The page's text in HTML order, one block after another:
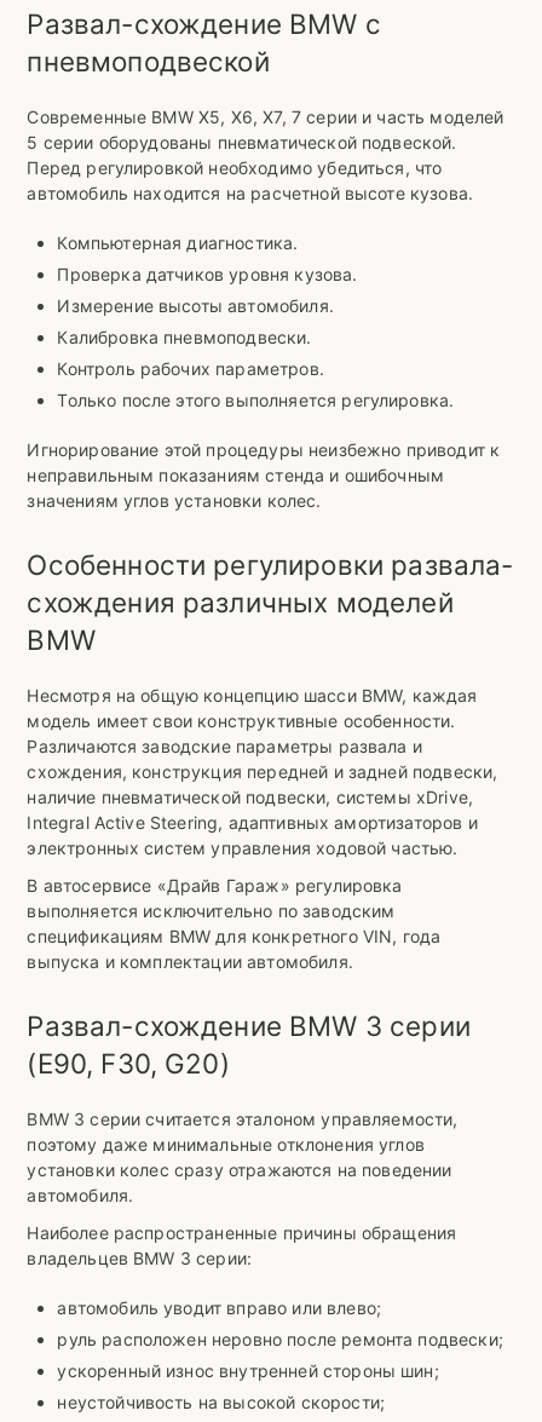
Развал-схождение BMW с
пневмоподвеской
Современные BMW X5, X6, X7, 7 серии и часть моделей
5 серии оборудованы пневматической подвеской.
Перед регулировкой необходимо убедиться, что
автомобиль находится на расчетной высоте кузова.
Компьютерная диагностика.
Проверка датчиков уровня кузова.
Измерение высоты автомобиля.
Калибровка пневмоподвески.
Контроль рабочих параметров.
Только после этого выполняется регулировка.
Игнорирование этой процедуры неизбежно приводит к
неправильным показаниям стенда и ошибочным
значениям углов установки колес.
Особенности регулировки развала-
схождения различных моделей
BMW
Несмотря на общую концепцию шасси BMW, каждая
модель имеет свои конструктивные особенности.
Различаются заводские параметры развала и
схождения, конструкция передней и задней подвески,
наличие пневматической подвески, системы xDrive,
Integral Active Steering, адаптивных амортизаторов и
электронных систем управления ходовой частью.
В автосервисе «Драйв Гараж» регулировка
выполняется исключительно по заводским
спецификациям BMW для конкретного VIN, года
выпуска и комплектации автомобиля.
Развал-схождение BMW 3 серии
(E90, F30, G20)
BMW 3 серии считается эталоном управляемости,
поэтому даже минимальные отклонения углов
установки колес сразу отражаются на поведении
автомобиля.
Наиболее распространенные причины обращения
владельцев BMW 3 серии:
автомобиль уводит вправо или влево;
руль расположен неровно после ремонта подвески;
ускоренный износ внутренней стороны шин;
неустойчивость на высокой скорости;